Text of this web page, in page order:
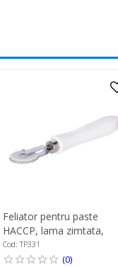
Feliator pentru paste
HACCP, lama zimtata,
latime 4 mm - Zokura
Cod: TP331
(0)